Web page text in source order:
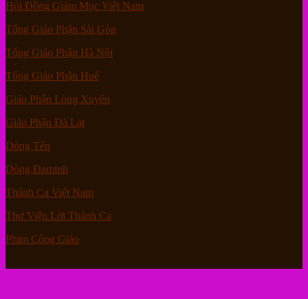
Hội Đồng Giám Mục Việt Nam
Tổng Giáo Phận Sài Gòn
Tổng Giáo Phận Hà Nội
Tổng Giáo Phận Huế
Giáo Phận Long Xuyên
Giáo Phận Đà Lạt
Dòng Tên
Dòng Đaminh
Thánh Ca Việt Nam
Thư Viện Lời Thánh Ca
Phim Công Giáo